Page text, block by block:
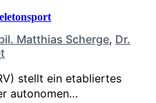
Matthias Scherge, Dr.
stellt ein etabliertes
autonomen…